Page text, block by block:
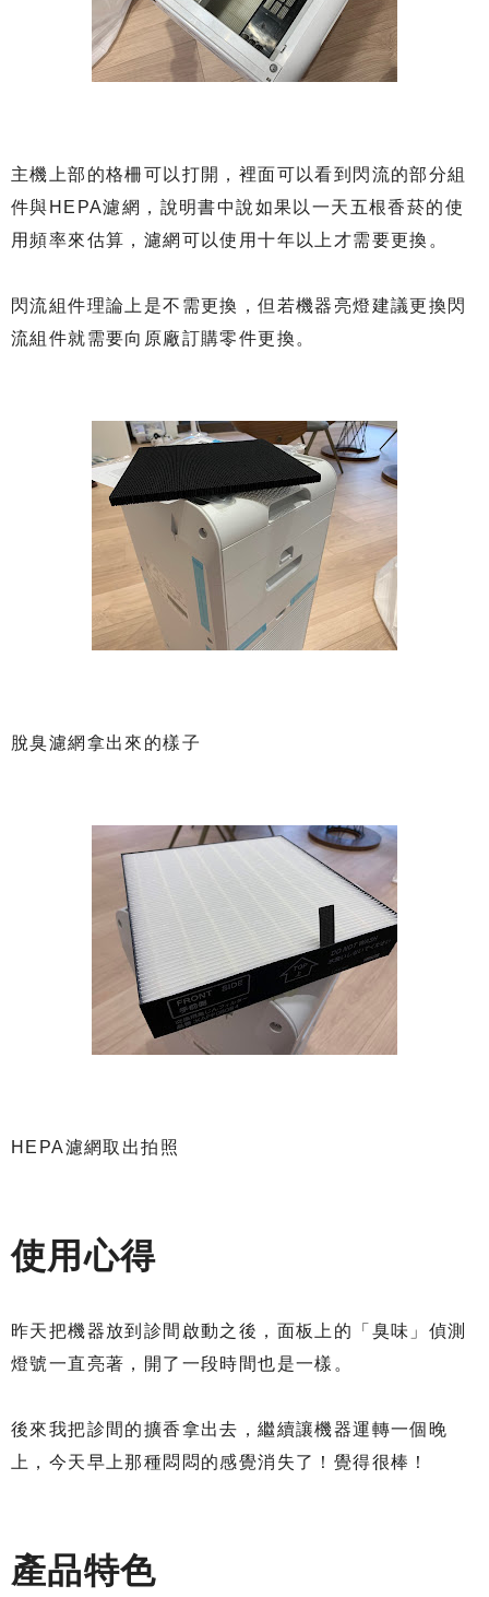
主機上部的格柵可以打開，裡面可以看到閃流的部分組
件與HEPA濾網，說明書中說如果以一天五根香菸的使
用頻率來估算，濾網可以使用十年以上才需要更換。
閃流組件理論上是不需更換，但若機器亮燈建議更換閃
流組件就需要向原廠訂購零件更換。
脫臭濾網拿出來的樣子
HEPA濾網取出拍照
使用心得
昨天把機器放到診間啟動之後，面板上的「臭味」偵測
燈號一直亮著，開了一段時間也是一樣。
後來我把診間的擴香拿出去，繼續讓機器運轉一個晚
上，今天早上那種悶悶的感覺消失了！覺得很棒！
產品特色